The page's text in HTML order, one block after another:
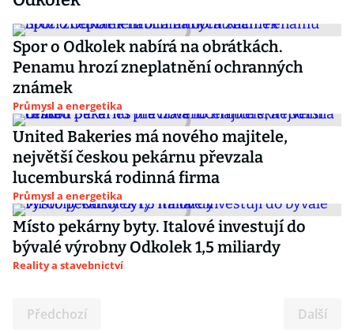
Spor o Odkolek nabírá na obrátkách.
Penamu hrozí zneplatnění ochranných
známek
Průmysl a energetika
United Bakeries má nového majitele,
největší českou pekárnu převzala
lucemburská rodinná firma
Průmysl a energetika
Místo pekárny byty. Italové investují do
bývalé výrobny Odkolek 1,5 miliardy
Reality a stavebnictví
Předchozí Další